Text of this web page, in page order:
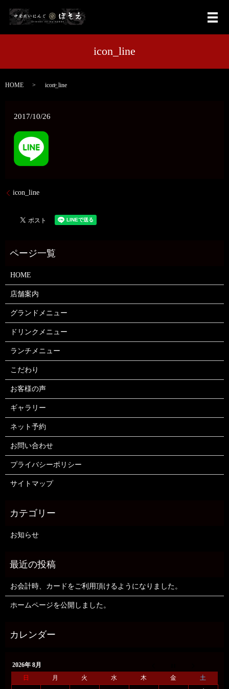
メ
icon_line
HOME icon_line
2017/10/26
icon_line
HOME
店舗案内
グランドメニュー
ドリンクメニュー
ランチメニュー
こだわり
お客様の声
ギャラリー
ネット予約
お問い合わせ
プライバシーポリシー
サイトマップ
お知らせ
お会計時、カードをご利用頂けるようになりました。
ホームページを公開しました。
2026年 8月
日
月 火 水 木 金
土